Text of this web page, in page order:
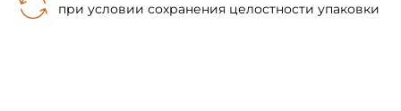
при условии сохранения целостности упаковки